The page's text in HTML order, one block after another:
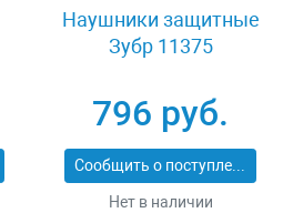
Наушники защитные
Зубр 11375
796 руб.
Сообщить о поступлении
Нет в наличии